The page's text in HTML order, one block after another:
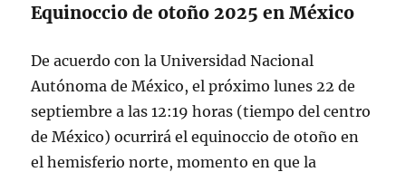
Equinoccio de otoño 2025 en México
De acuerdo con la Universidad Nacional
Autónoma de México, el próximo lunes 22 de
septiembre a las 12:19 horas (tiempo del centro
de México) ocurrirá el equinoccio de otoño en
el hemisferio norte, momento en que la